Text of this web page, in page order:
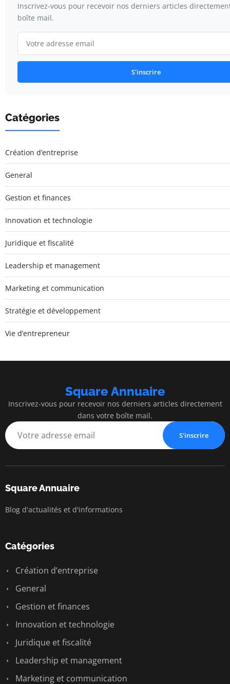
Inscrivez-vous pour recevoir nos derniers articles
boîte mail.
S'inscrire
Catégories
Création d’entreprise
General
Gestion et finances
Innovation et technologie
Juridique et fiscalité
Leadership et management
Marketing et communication
Stratégie et développement
Vie d’entrepreneur
Square Annuaire
Inscrivez-vous pour recevoir nos derniers articles directement
dans votre boîte mail.
S'inscrire
Square Annuaire
Blog d'actualités et d'informations
Catégories
Création d’entreprise
General
Gestion et finances
Innovation et technologie
Juridique et fiscalité
Leadership et management
Marketing et communication